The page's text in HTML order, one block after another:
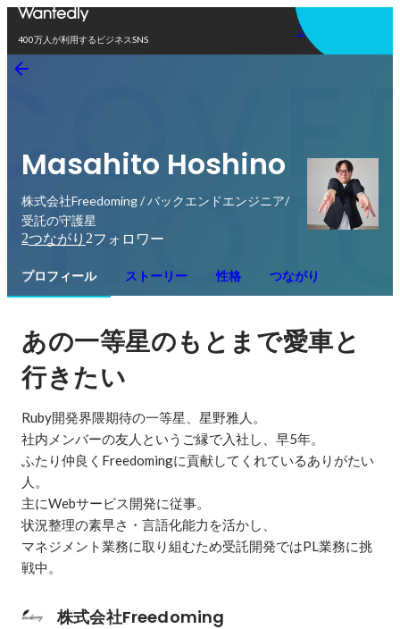
400万人が利用するビジネスSNS
アプリを使う
Masahito Hoshino
株式会社Freedoming / バックエンドエンジニア/
受託の守護星
2つながり 2フォロワー
プロフィール ストーリー 性格 つながり
あの一等星のもとまで愛車と
行きたい
Ruby開発界隈期待の一等星、星野雅人。
社内メンバーの友人というご縁で入社し、早5年。
ふたり仲良くFreedomingに貢献してくれているありがたい
人。
主にWebサービス開発に従事。
状況整理の素早さ・言語化能力を活かし、
マネジメント業務に取り組むため受託開発ではPL業務に挑
戦中。
株式会社Freedoming